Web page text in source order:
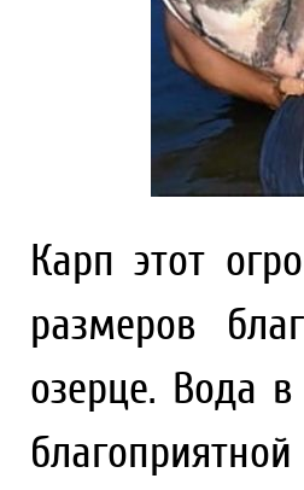
Карп этот
размеров
озерце. Вода